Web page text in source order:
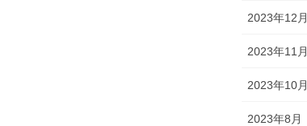
2023年12月
2023年11月
2023年10月
2023年8月